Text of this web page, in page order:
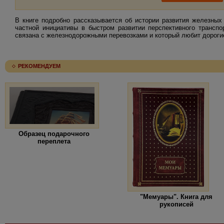
В книге подробно рассказывается об истории развития
частной инициативы в быстром развитии перспективного
связана с железнодорожными перевозками и который любит
РЕКОМЕНДУЕМ
Образец подарочного
переплета
"Мемуары". Книга для
рукописей